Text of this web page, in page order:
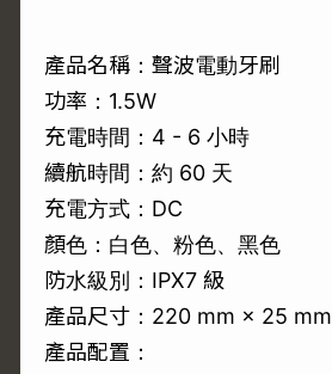
產品名稱：聲波電動牙刷
功率：1.5W
充電時間：4 - 6 小時
續航時間：約 60 天
充電方式：DC
顏色：白色、粉色、黑色
防水級別：IPX7 級
產品尺寸：220 mm × 25 mm
產品配置：